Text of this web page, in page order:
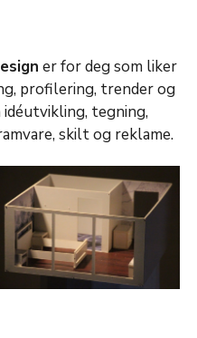
er for deg som liker
profilering, trender og
tegning,
skilt og reklame.